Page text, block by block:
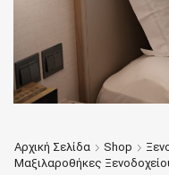
Αρχική Σελίδα Shop
Μαξιλαροθήκες